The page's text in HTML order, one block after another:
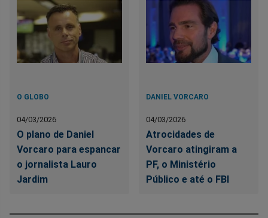
O GLOBO
04/03/2026
O plano de Daniel
Vorcaro para espancar
o jornalista Lauro
Jardim
DANIEL VORCARO
04/03/2026
Atrocidades de
Vorcaro atingiram a
PF, o Ministério
Público e até o FBI